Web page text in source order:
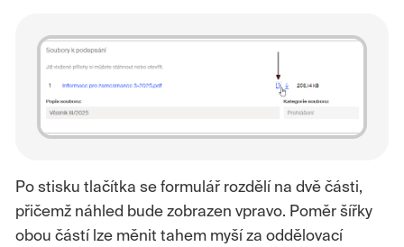
Po stisku tlačítka se formulář rozdělí na dvě části,
přičemž náhled bude zobrazen vpravo. Poměr šířky
obou částí lze měnit tahem myší za oddělovací